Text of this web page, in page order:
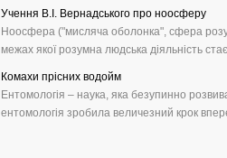
Учення В.І. Вернадського про ноосферу
Ноосфера ("мисляча оболонка", сфера
межах якої розумна людська діяльність
Комахи прісних водойм
Ентомологія – наука, яка безупинно
ентомологія зробила величезний крок